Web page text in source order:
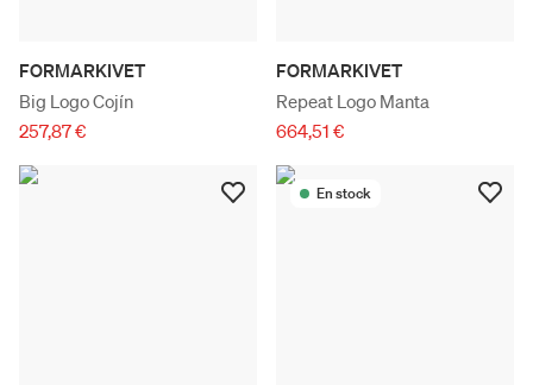
FORMARKIVET
Big Logo Cojín
257,87 €
FORMARKIVET
Repeat Logo Manta
664,51 €
En stock